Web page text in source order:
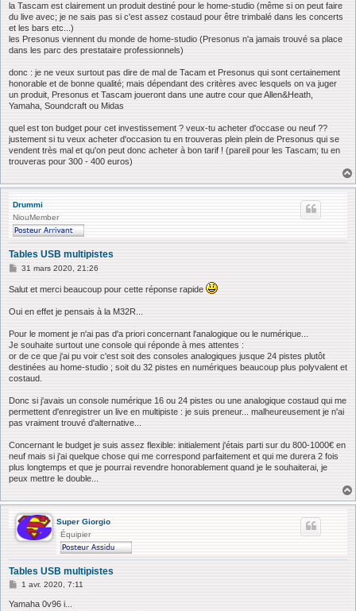
la Tascam est clairement un produit destiné pour le home-studio (même si on peut faire
du live avec; je ne sais pas si c'est assez costaud pour être trimbalé dans les concerts
et les bars etc...)
les Presonus viennent du monde de home-studio (Presonus n'a jamais trouvé sa place
dans les parc des prestataire professionnels)
donc : je ne veux surtout pas dire de mal de Tacam et Presonus qui sont certainement
honorable et de bonne qualité; mais dépendant des critères avec lesquels on va juger
un produit, Presonus et Tascam joueront dans une autre cour que Allen&Heath,
Yamaha, Soundcraft ou Midas
quel est ton budget pour cet investissement ? veux-tu acheter d'occase ou neuf ??
justement si tu veux acheter d'occasion tu en trouveras plein plein de Presonus qui se
vendent très mal et qu'on peut donc acheter à bon tarif ! (pareil pour les Tascam; tu en
trouveras pour 300 - 400 euros)
Drummi
NiouMember
Tables USB multipistes
M
s
g
31 mars 2020, 21:26
Salut et merci beaucoup pour cette réponse rapide
Oui en effet je pensais à la M32R...
Pour le moment je n'ai pas d'a priori concernant l'analogique ou le numérique...
Je souhaite surtout une console qui réponde à mes attentes :
or de ce que j'ai pu voir c'est soit des consoles analogiques jusque 24 pistes plutôt
destinées au home-studio ; soit du 32 pistes en numériques beaucoup plus polyvalent et
costaud.
Donc si j'avais un console numérique 16 ou 24 pistes ou une analogique costaud qui me
permettent d'enregistrer un live en multipiste : je suis preneur... malheureusement je n'ai
pas vraiment trouvé d'alternative...
Concernant le budget je suis assez flexible: initialement j'étais parti sur du 800-1000€ en
neuf mais si j'ai quelque chose qui me correspond parfaitement et qui me durera 2 fois
plus longtemps et que je pourrai revendre honorablement quand je le souhaiterai, je
peux mettre le double...
Super Giorgio
Équipier
Tables USB multipistes
M
s
1 avr. 2020, 7:11
Yamaha 0v96 i...